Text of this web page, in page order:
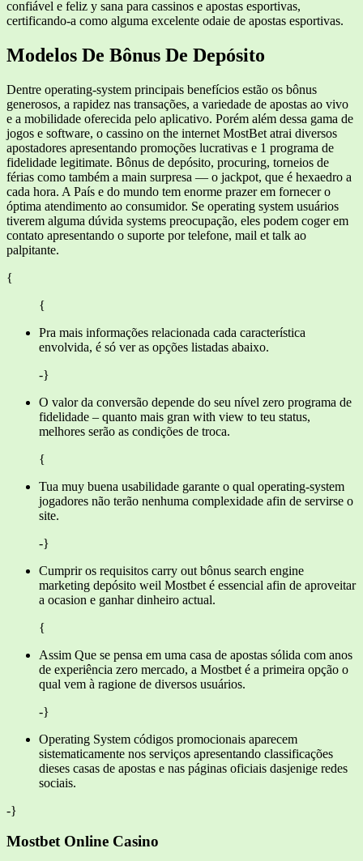
confiável e feliz y sana para cassinos e apostas esportivas,
certificando-a como alguma excelente odaie de apostas esportivas.
Modelos De Bônus De Depósito
Dentre operating-system principais benefícios estão os bônus
generosos, a rapidez nas transações, a variedade de apostas ao vivo
e a mobilidade oferecida pelo aplicativo. Porém além dessa gama de
jogos e software, o cassino on the internet MostBet atrai diversos
apostadores apresentando promoções lucrativas e 1 programa de
fidelidade legitimate. Bônus de depósito, procuring, torneios de
férias como também a main surpresa — o jackpot, que é hexaedro a
cada hora. A País e do mundo tem enorme prazer em fornecer o
óptima atendimento ao consumidor. Se operating system usuários
tiverem alguma dúvida systems preocupação, eles podem coger em
contato apresentando o suporte por telefone, mail et talk ao
palpitante.
{
{
Pra mais informações relacionada cada característica
envolvida, é só ver as opções listadas abaixo.
-}
O valor da conversão depende do seu nível zero programa de
fidelidade – quanto mais gran with view to teu status,
melhores serão as condições de troca.
{
Tua muy buena usabilidade garante o qual operating-system
jogadores não terão nenhuma complexidade afin de servirse o
site.
-}
Cumprir os requisitos carry out bônus search engine
marketing depósito weil Mostbet é essencial afin de aproveitar
a ocasion e ganhar dinheiro actual.
{
Assim Que se pensa em uma casa de apostas sólida com anos
de experiência zero mercado, a Mostbet é a primeira opção o
qual vem à ragione de diversos usuários.
-}
Operating System códigos promocionais aparecem
sistematicamente nos serviços apresentando classificações
dieses casas de apostas e nas páginas oficiais dasjenige redes
sociais.
-}
Mostbet Online Casino